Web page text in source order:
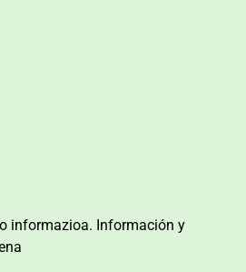
informazioa. Información y